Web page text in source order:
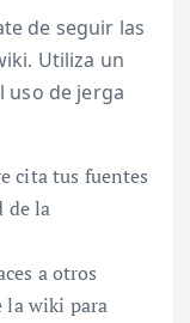
de seguir las
Utiliza un
uso de jerga
cita tus fuentes
de la
a otros
la wiki para